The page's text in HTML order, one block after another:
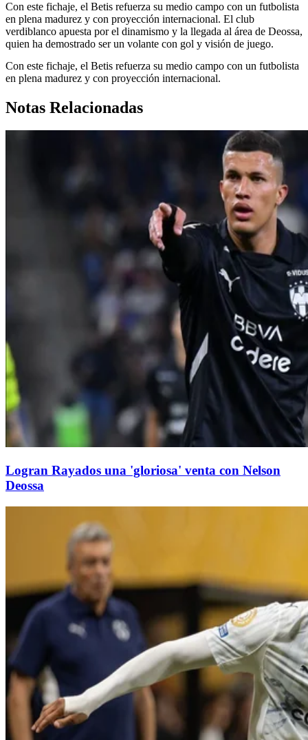
Con este fichaje, el Betis refuerza su medio campo con un futbolista
en plena madurez y con proyección internacional. El club
verdiblanco apuesta por el dinamismo y la llegada al área de Deossa,
quien ha demostrado ser un volante con gol y visión de juego.
Con este fichaje, el Betis refuerza su medio campo con un futbolista
en plena madurez y con proyección internacional.
Notas Relacionadas
Logran Rayados una 'gloriosa' venta con Nelson
Deossa